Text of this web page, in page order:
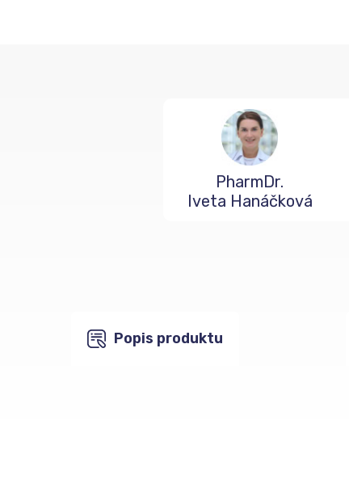
PharmDr.
Iveta Hanáčková
Popis produktu